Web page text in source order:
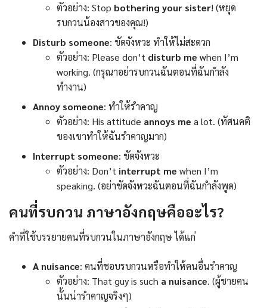
ตัวอย่าง: Stop bothering your sister! (หยุด
รบกวนน้องสาวของคุณ!)
Disturb someone: ขัดจังหวะ ทำให้ไม่สะดวก
ตัวอย่าง: Please don’t disturb me when I’m
working. (กรุณาอย่ารบกวนฉันตอนที่ฉันกำลัง
ทำงาน)
Annoy someone: ทำให้รำคาญ
ตัวอย่าง: His attitude annoys me a lot. (ทัศนคติ
ของเขาทำให้ฉันรำคาญมาก)
Interrupt someone: ขัดจังหวะ
ตัวอย่าง: Don’t interrupt me when I’m
speaking. (อย่าขัดจังหวะฉันตอนที่ฉันกำลังพูด)
คนที่รบกวน ภาษาอังกฤษคืออะไร?
คำที่ใช้บรรยายคนที่รบกวนในภาษาอังกฤษ ได้แก่
A nuisance: คนที่ชอบรบกวนหรือทำให้คนอื่นรำคาญ
ตัวอย่าง: That guy is such a nuisance. (ผู้ชายคน
นั้นน่ารำคาญจริงๆ)